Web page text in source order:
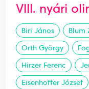
VIII. nyári
Biri János Blum
Orth György
Hirzer Ferenc
Eisenhoffer József